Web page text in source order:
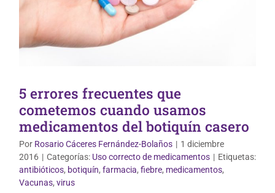
5 errores frecuentes que
cometemos cuando usamos
medicamentos del botiquín casero
Por Rosario Cáceres Fernández-Bolaños | 1 diciembre
2016 | Categorías: Uso correcto de medicamentos | Etiquetas:
antibióticos, botiquín, farmacia, fiebre, medicamentos,
Vacunas, virus